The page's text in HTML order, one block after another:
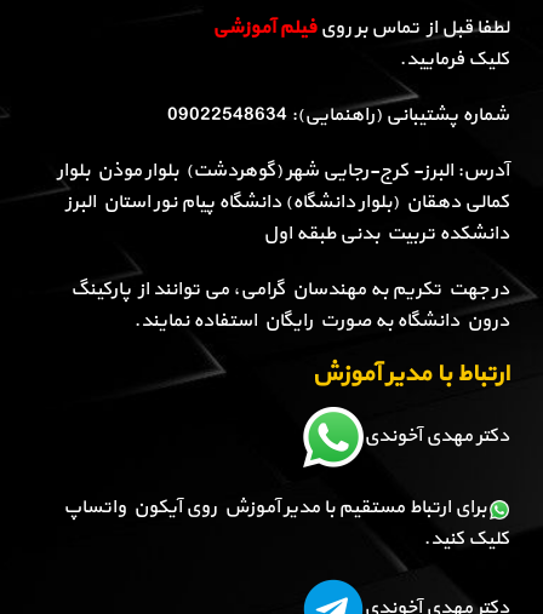
لطفا قبل از تماس بر رویفیلم آموزشی
کلیک فرمایید.
شماره پشتیبانی (راهنمایی): 09022548634
آدرس: البرز- کرج-رجایی شهر (گوهردشت) بلوار موذن بلوار
کمالی دهقان (بلوار دانشگاه) دانشگاه پیام نور استان البرز
دانشکده تربیت بدنی طبقه اول
در جهت تکریم به مهندسان گرامی، می توانند از پارکینگ
درون دانشگاه به صورت رایگان استفاده نمایند.
ارتباط با مدیر آموزش
دکتر مهدی آخوندی
برای ارتباط مستقیم با مدیر آموزش روی آیکون واتساپ
کلیک کنید.
دکتر مهدی آخوندی